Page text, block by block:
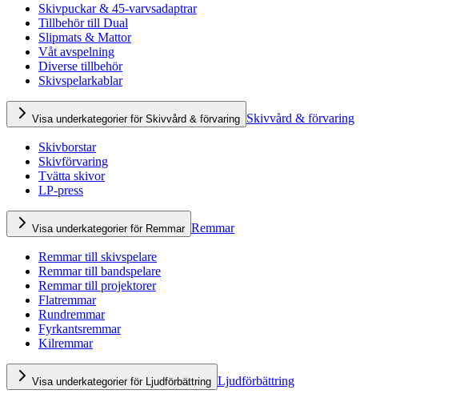
Skivpuckar & 45-varvsadaptrar
Tillbehör till Dual
Slipmats & Mattor
Våt avspelning
Diverse tillbehör
Skivspelarkablar
Visa underkategorier för Skivvård & förvaring Skivvård & förvaring
Skivborstar
Skivförvaring
Tvätta skivor
LP-press
Visa underkategorier för Remmar Remmar
Remmar till skivspelare
Remmar till bandspelare
Remmar till projektorer
Flatremmar
Rundremmar
Fyrkantsremmar
Kilremmar
Visa underkategorier för Ljudförbättring Ljudförbättring